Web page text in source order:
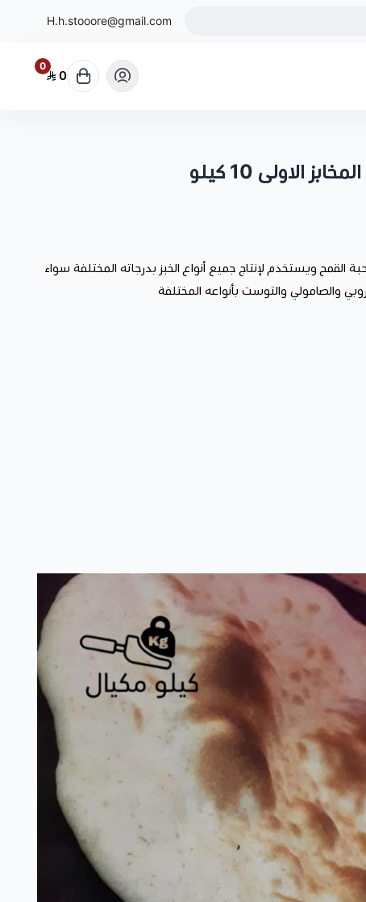
H.h.stooore@gmail.com
0
0
الاولى 10 كيلو
من مكونات حبة القمح ويستخدم لإنتاج جميع أنواع الخبز بدرجاته المختلفة سواء
والصامولي والتوست بأنواعه المختلفة